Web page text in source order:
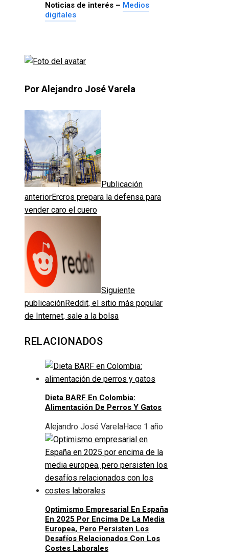
Noticias de interés – Medios
digitales
Por Alejandro José Varela
Publicación
anteriorErcros prepara la defensa para
vender caro el cuero
Siguiente
publicaciónReddit, el sitio más popular
de Internet, sale a la bolsa
RELACIONADOS
Dieta BARF En Colombia:
Alimentación De Perros Y Gatos
Alejandro José VarelaHace 1 año
Optimismo Empresarial En España
En 2025 Por Encima De La Media
Europea, Pero Persisten Los
Desafíos Relacionados Con Los
Costes Laborales